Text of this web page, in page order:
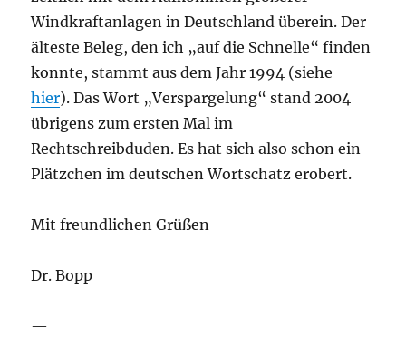
Windkraftanlagen in Deutschland überein. Der
älteste Beleg, den ich „auf die Schnelle“ finden
konnte, stammt aus dem Jahr 1994 (siehe
hier). Das Wort „Verspargelung“ stand 2004
übrigens zum ersten Mal im
Rechtschreibduden. Es hat sich also schon ein
Plätzchen im deutschen Wortschatz erobert.
Mit freundlichen Grüßen
Dr. Bopp
—